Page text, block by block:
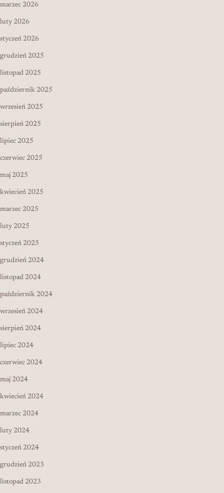
marzec 2026
luty 2026
styczeń 2026
grudzień 2025
listopad 2025
październik 2025
wrzesień 2025
sierpień 2025
lipiec 2025
czerwiec 2025
maj 2025
kwiecień 2025
marzec 2025
luty 2025
styczeń 2025
grudzień 2024
listopad 2024
październik 2024
wrzesień 2024
sierpień 2024
lipiec 2024
czerwiec 2024
maj 2024
kwiecień 2024
marzec 2024
luty 2024
styczeń 2024
grudzień 2023
listopad 2023